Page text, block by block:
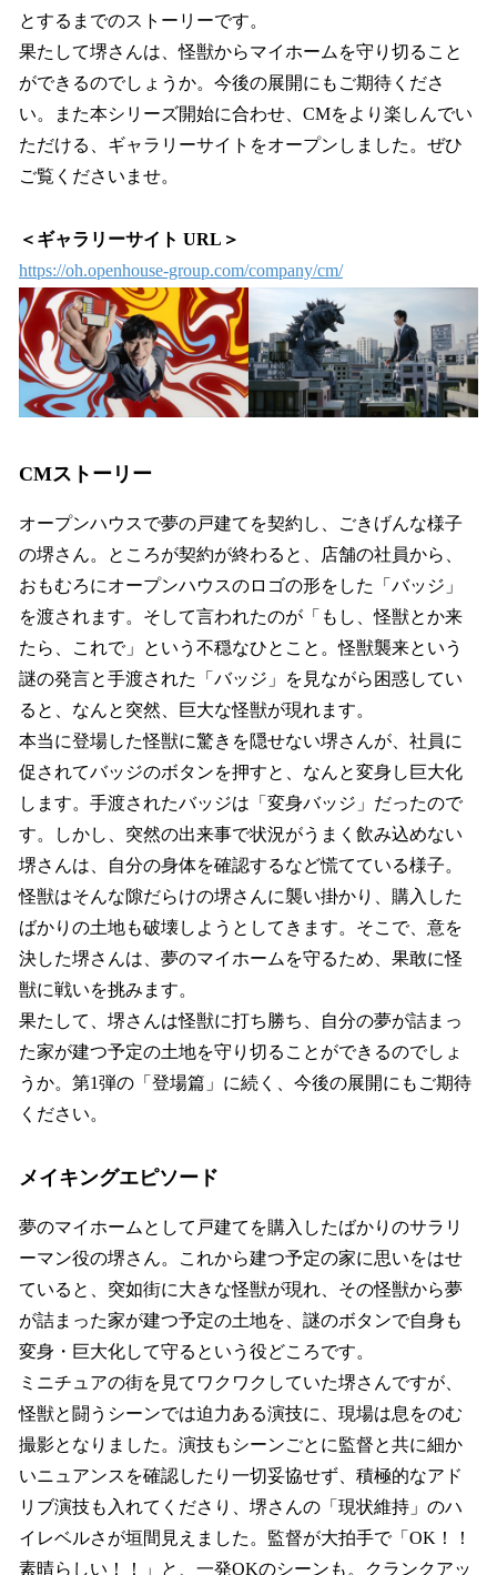
とするまでのストーリーです。
果たして堺さんは、怪獣からマイホームを守り切ること
ができるのでしょうか。今後の展開にもご期待くださ
い。また本シリーズ開始に合わせ、CMをより楽しんでい
ただける、ギャラリーサイトをオープンしました。ぜひ
ご覧くださいませ。
＜ギャラリーサイト URL＞
https://oh.openhouse-group.com/company/cm/
CMストーリー
オープンハウスで夢の戸建てを契約し、ごきげんな様子
の堺さん。ところが契約が終わると、店舗の社員から、
おもむろにオープンハウスのロゴの形をした「バッジ」
を渡されます。そして言われたのが「もし、怪獣とか来
たら、これで」という不穏なひとこと。怪獣襲来という
謎の発言と手渡された「バッジ」を見ながら困惑してい
ると、なんと突然、巨大な怪獣が現れます。
本当に登場した怪獣に驚きを隠せない堺さんが、社員に
促されてバッジのボタンを押すと、なんと変身し巨大化
します。手渡されたバッジは「変身バッジ」だったので
す。しかし、突然の出来事で状況がうまく飲み込めない
堺さんは、自分の身体を確認するなど慌てている様子。
怪獣はそんな隙だらけの堺さんに襲い掛かり、購入した
ばかりの土地も破壊しようとしてきます。そこで、意を
決した堺さんは、夢のマイホームを守るため、果敢に怪
獣に戦いを挑みます。
果たして、堺さんは怪獣に打ち勝ち、自分の夢が詰まっ
た家が建つ予定の土地を守り切ることができるのでしょ
うか。第1弾の「登場篇」に続く、今後の展開にもご期待
ください。
メイキングエピソード
夢のマイホームとして戸建てを購入したばかりのサラリ
ーマン役の堺さん。これから建つ予定の家に思いをはせ
ていると、突如街に大きな怪獣が現れ、その怪獣から夢
が詰まった家が建つ予定の土地を、謎のボタンで自身も
変身・巨大化して守るという役どころです。
ミニチュアの街を見てワクワクしていた堺さんですが、
怪獣と闘うシーンでは迫力ある演技に、現場は息をのむ
撮影となりました。演技もシーンごとに監督と共に細か
いニュアンスを確認したり一切妥協せず、積極的なアド
リブ演技も入れてくださり、堺さんの「現状維持」のハ
イレベルさが垣間見えました。監督が大拍手で「OK！！
素晴らしい！！」と、一発OKのシーンも。クランクアッ